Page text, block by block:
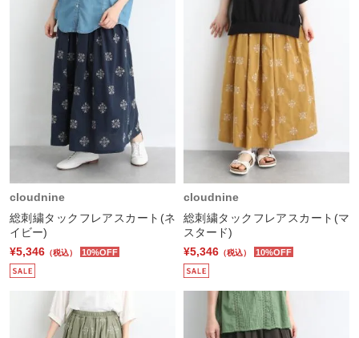
cloudnine
総刺繍タックフレアスカート(ネ
イビー)
¥5,346 （税込） 10%OFF
cloudnine
総刺繍タックフレアスカート(マ
スタード)
¥5,346 （税込） 10%OFF